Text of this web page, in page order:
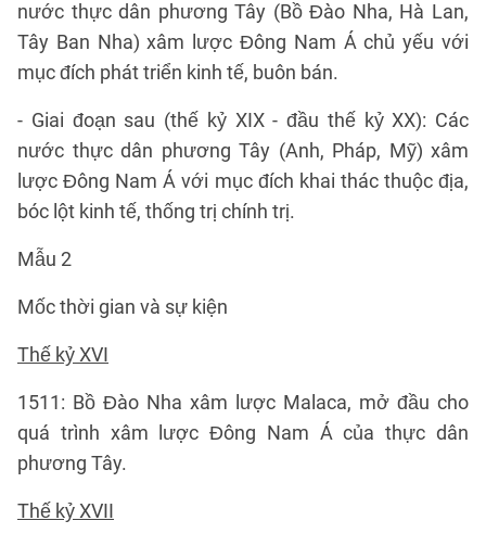
nước thực dân phương Tây (Bồ Đào Nha, Hà Lan,
Tây Ban Nha) xâm lược Đông Nam Á chủ yếu với
mục đích phát triển kinh tế, buôn bán.
- Giai đoạn sau (thế kỷ XIX - đầu thế kỷ XX): Các
nước thực dân phương Tây (Anh, Pháp, Mỹ) xâm
lược Đông Nam Á với mục đích khai thác thuộc địa,
bóc lột kinh tế, thống trị chính trị.
Mẫu 2
Mốc thời gian và sự kiện
Thế kỷ XVI
1511: Bồ Đào Nha xâm lược Malaca, mở đầu cho
quá trình xâm lược Đông Nam Á của thực dân
phương Tây.
Thế kỷ XVII